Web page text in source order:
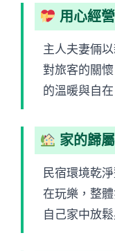
用心經
主人夫妻倆
對旅客的關
的溫暖與自在
家的歸
民宿環境乾
在玩樂，整
自己家中放鬆